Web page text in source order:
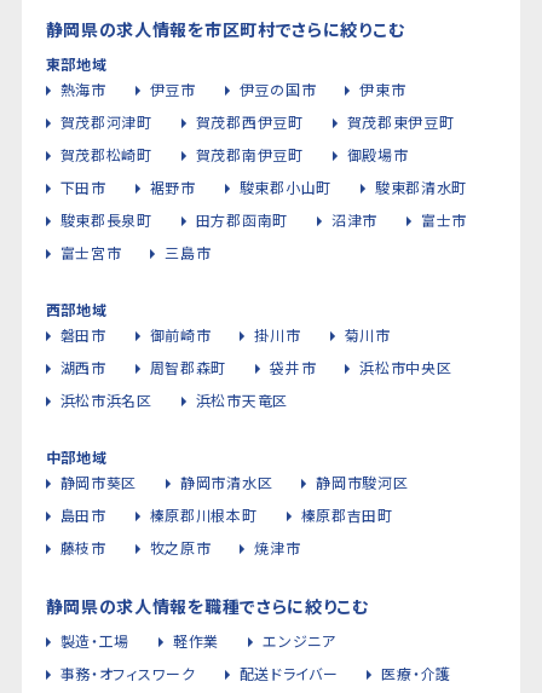
静岡県の求人情報を市区町村でさらに絞りこむ
東部地域
熱海市
伊豆市 伊豆の国市
伊東市
賀茂郡河津町
賀茂郡西伊豆町
賀茂郡東伊豆町
賀茂郡松崎町
賀茂郡南伊豆町
御殿場市
下田市
裾野市 駿東郡小山町
駿東郡清水町
駿東郡長泉町
田方郡函南町 沼津市
富士市
富士宮市
三島市
西部地域
磐田市
御前崎市 掛川市
菊川市
湖西市
周智郡森町 袋井市
浜松市中央区
浜松市浜名区
浜松市天竜区
中部地域
静岡市葵区
静岡市清水区
静岡市駿河区
島田市
榛原郡川根本町
榛原郡吉田町
藤枝市
牧之原市 焼津市
静岡県の求人情報を職種でさらに絞りこむ
製造・工場 軽作業
エンジニア
事務・オフィスワーク
配送ドライバー
医療・介護